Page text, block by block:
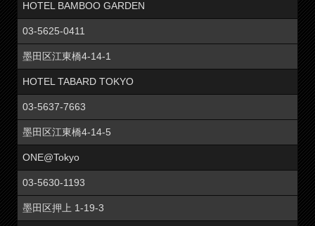
HOTEL BAMBOO GARDEN
03-5625-0411
墨田区江東橋4-14-1
HOTEL TABARD TOKYO
03-5637-7663
墨田区江東橋4-14-5
ONE@Tokyo
03-5630-1193
墨田区押上 1-19-3